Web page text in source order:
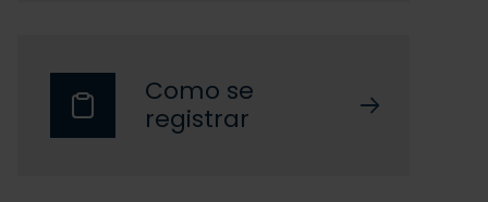
Como se
registrar